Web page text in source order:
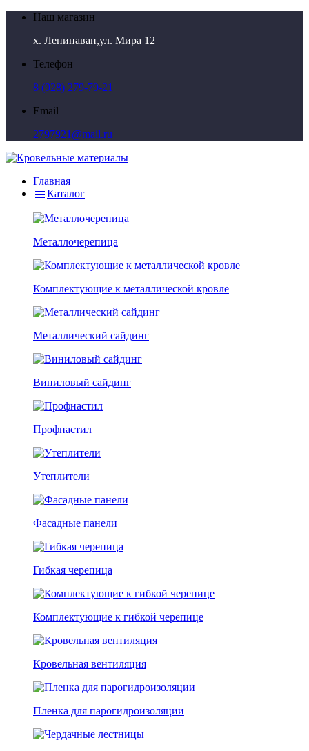
Наш магазин
х. Ленинаван,ул. Мира 12
Телефон
8 (928) 279-79-21
Email
2797921@mail.ru
Главная
Каталог
Металлочерепица
Комплектующие к металлической кровле
Металлический сайдинг
Виниловый сайдинг
Профнастил
Утеплители
Фасадные панели
Гибкая черепица
Комплектующие к гибкой черепице
Кровельная вентиляция
Пленка для парогидроизоляции